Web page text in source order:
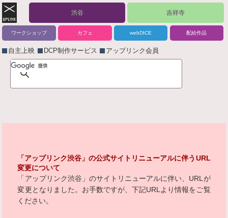
渋谷 吉祥寺
ワークショップ カフェ webDICE 配給作品
自主上映 DCP制作サービス アップリンク会員
「アップリンク渋谷」の公式サイトリニューアルに伴うURL
変更について
「アップリンク渋谷」のサイトリニューアルに伴い、URLが
変更となりました。お手数ですが、下記URLより情報をご覧
ください。